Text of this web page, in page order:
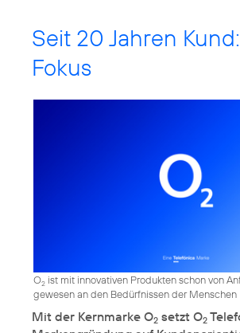
Seit 20 Jahren
Fokus
O2 ist mit innovativen Produkten schon von
gewesen an den Bedürfnissen der Menschen
Mit der Kernmarke O2 setzt O2